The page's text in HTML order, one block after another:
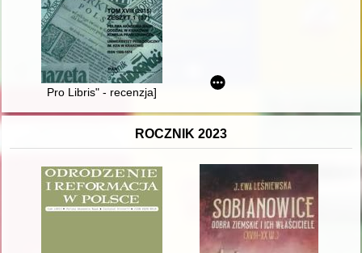
Pro Libris" - recenzja]
ROCZNIK 2023